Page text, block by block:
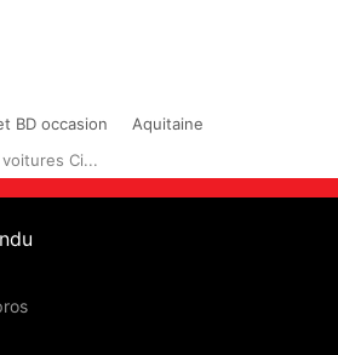
BD occasion
Aquitaine
Ci...